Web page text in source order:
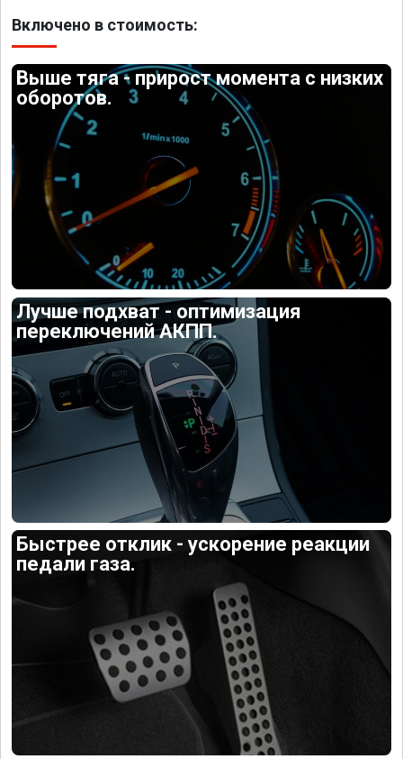
Включено в стоимость:
Выше тяга - прирост момента с низких
оборотов.
Лучше подхват - оптимизация
переключений АКПП.
Быстрее отклик - ускорение реакции
педали газа.